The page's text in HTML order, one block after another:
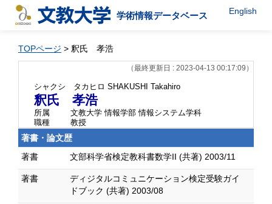
学術情報データベース English
TOPページ > 釈氏 孝浩
（最終更新日 : 2023-04-13 00:17:09）
シャクシ タカヒロ SHAKUSHI Takahiro
釈氏 孝浩
所属
文教大学 情報学部 情報システム学科
職種
教授
著書・論文歴
著書
文部科学省検定教科書数学II (共著) 2003/11
著書
ディジタルコミュニケーション検定受験ガイ
ドブック (共著) 2003/08